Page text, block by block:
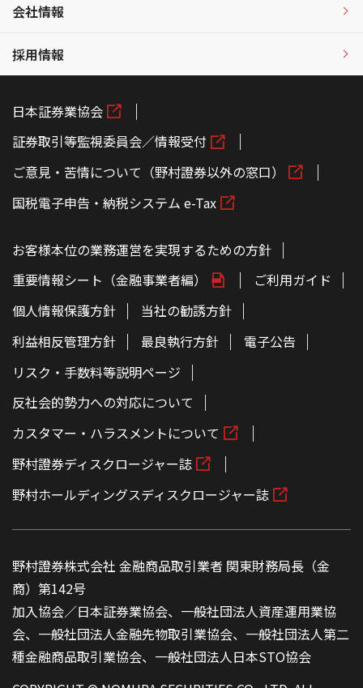
会社情報
採用情報
日本証券業協会
証券取引等監視委員会／情報受付
ご意見・苦情について（野村證券以外の窓口）
国税電子申告・納税システム e-Tax
お客様本位の業務運営を実現するための方針
重要情報シート（金融事業者編）
ご利用ガイド
個人情報保護方針
当社の勧誘方針
利益相反管理方針
最良執行方針
電子公告
リスク・手数料等説明ページ
反社会的勢力への対応について
カスタマー・ハラスメントについて
野村證券ディスクロージャー誌
野村ホールディングスディスクロージャー誌
野村證券株式会社 金融商品取引業者 関東財務局長（金
商）第142号
加入協会／日本証券業協会、一般社団法人資産運用業協
会、一般社団法人金融先物取引業協会、一般社団法人第二
種金融商品取引業協会、一般社団法人日本STO協会